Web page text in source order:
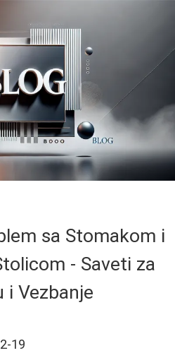
sa Stomakom i
- Saveti za
i Vezbanje
19